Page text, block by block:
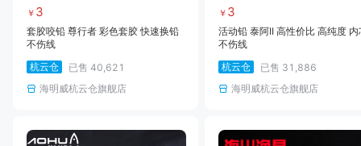
￥ 3
套胶咬铅 尊行者 彩色套胶 快速换铅
不伤线
杭云仓
已售 40,621
海明威杭云仓旗舰店
￥ 3
活动铅 泰阿II 高性价比 高纯度 内
不伤线
杭云仓
已售 31,886
海明威杭云仓旗舰店